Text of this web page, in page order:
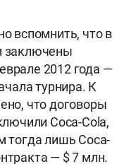
вспомнить, что в
заключены
2012 года —
турнира. К
что договоры
Coca-Cola,
тогда лишь Coca-
— $ 7 млн.